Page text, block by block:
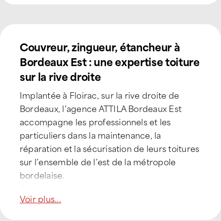
Couvreur, zingueur, étancheur à
Bordeaux Est : une expertise toiture
Implantée à Floirac, sur la rive droite de
Bordeaux, l’agence ATTILA Bordeaux Est
accompagne les professionnels et les
particuliers dans la maintenance, la
réparation et la sécurisation de leurs toitures
sur l’ensemble de l’est de la métropole
Ce secteur, fortement marqué par l’activité